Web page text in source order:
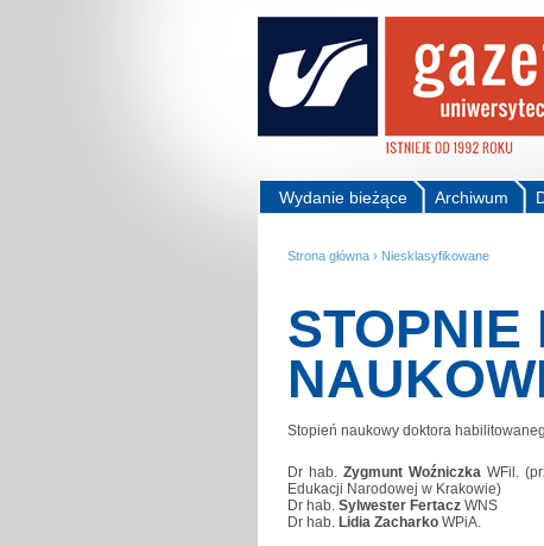
Archiwum
Wydanie bieżące
Strona główna › Niesklasyfikowane
STOPNIE
Stopień naukowy doktora
Dr hab. Zygmunt Woźniczka WFil.
Edukacji Narodowej w Krakowie)
Dr hab. Sylwester Fertacz WNS
Dr hab. Lidia Zacharko WPiA.